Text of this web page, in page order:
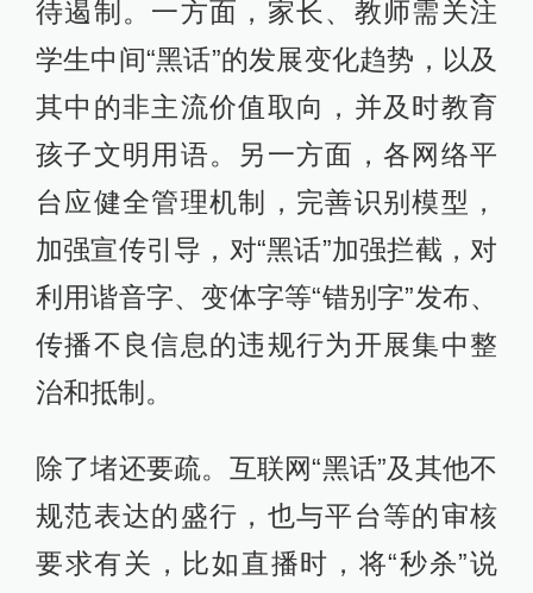
待遏制。一方面，家长、教师需关注
学生中间“黑话”的发展变化趋势，以及
其中的非主流价值取向，并及时教育
孩子文明用语。另一方面，各网络平
台应健全管理机制，完善识别模型，
加强宣传引导，对“黑话”加强拦截，对
利用谐音字、变体字等“错别字”发布、
传播不良信息的违规行为开展集中整
治和抵制。
除了堵还要疏。互联网“黑话”及其他不
规范表达的盛行，也与平台等的审核
要求有关，比如直播时，将“秒杀”说